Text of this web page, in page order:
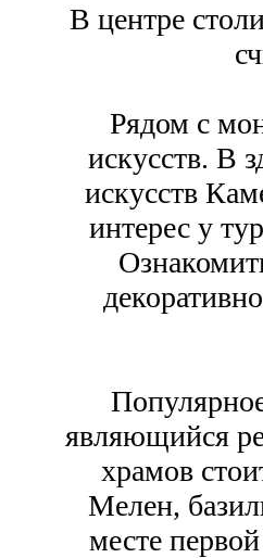
В центре
Рядом с
искусств. В
искусств
интерес у
являющийся
храмов
Мелен,
месте